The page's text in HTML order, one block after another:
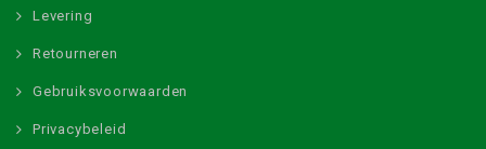
Levering
Retourneren
Gebruiksvoorwaarden
Privacybeleid